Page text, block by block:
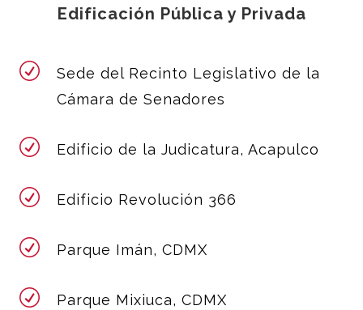
Edificación Pública y Privada
R
Sede del Recinto Legislativo de la
Cámara de Senadores
R Edificio de la Judicatura, Acapulco
R Edificio Revolución 366
R Parque Imán, CDMX
R Parque Mixiuca, CDMX